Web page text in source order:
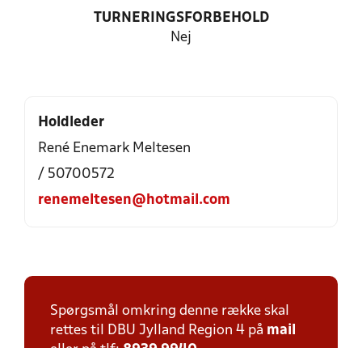
TURNERINGSFORBEHOLD
Nej
Holdleder
René Enemark Meltesen
/ 50700572
renemeltesen@hotmail.com
Spørgsmål omkring denne række skal
rettes til DBU Jylland Region 4 på mail